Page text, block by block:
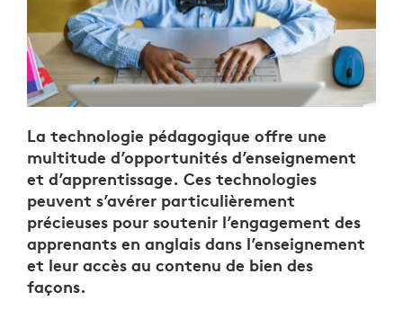
La technologie pédagogique offre une
multitude d’opportunités d’enseignement
et d’apprentissage. Ces technologies
peuvent s’avérer particulièrement
précieuses pour soutenir l’engagement des
apprenants en anglais dans l’enseignement
et leur accès au contenu de bien des
façons.